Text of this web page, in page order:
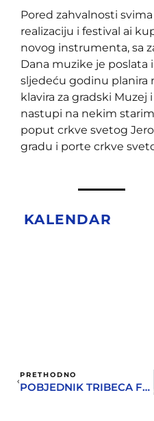
Pored zahvalnosti
realizaciju i festival ai
novog instrumenta, sa
Dana muzike je poslata
sljedeću godinu planira
klavira za gradski Muzej
nastupi na nekim
poput crkve svetog
gradu i porte crkve
KALENDAR
PRETHODNO
POBJEDNIK TRIBECA FESTIVALA EVROPSKU PREMIJERU IMA NA NOVSKOJ FILMSKOJ SMOTRI